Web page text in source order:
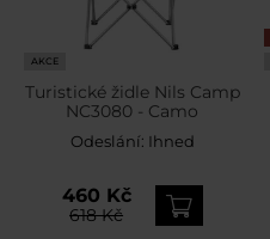
AKCE
Turistické židle Nils Camp
NC3080 - Camo
Odeslání: Ihned
460 Kč
618 Kč